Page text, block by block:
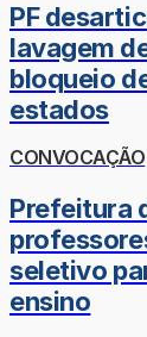
PF
lavagem
bloqueio
estados
CONVOCAÇÃO
Prefeitura
seletivo
ensino